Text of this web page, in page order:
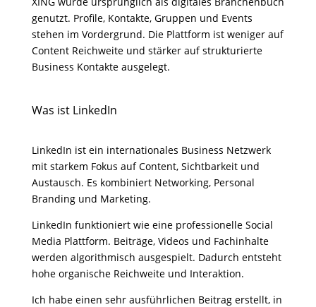
genutzt. Profile, Kontakte, Gruppen und Events
stehen im Vordergrund. Die Plattform ist weniger auf
Content Reichweite und stärker auf strukturierte
Business Kontakte ausgelegt.
Was ist LinkedIn
LinkedIn ist ein internationales Business Netzwerk
mit starkem Fokus auf Content, Sichtbarkeit und
Austausch. Es kombiniert Networking, Personal
Branding und Marketing.
LinkedIn funktioniert wie eine professionelle Social
Media Plattform. Beiträge, Videos und Fachinhalte
werden algorithmisch ausgespielt. Dadurch entsteht
hohe organische Reichweite und Interaktion.
Ich habe einen sehr ausführlichen Beitrag erstellt, in